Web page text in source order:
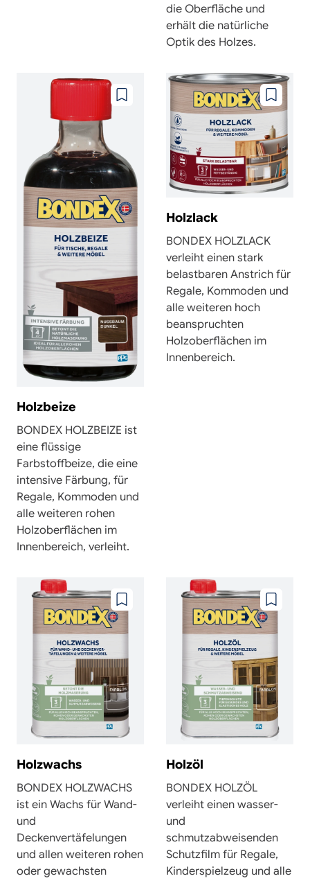
die Oberfläche und
erhält die natürliche
Optik des Holzes.
Zu
wunschzettel
Holzbeize
BONDEX HOLZBEIZE ist
eine flüssige
Farbstoffbeize, die eine
intensive Färbung, für
Regale, Kommoden und
alle weiteren rohen
Holzoberflächen im
Innenbereich, verleiht.
Zu
Holzlack
BONDEX HOLZLACK
verleiht einen stark
belastbaren Anstrich für
Regale, Kommoden und
alle weiteren hoch
beanspruchten
Holzoberflächen im
Innenbereich.
Zu
Holzwachs
BONDEX HOLZWACHS
ist ein Wachs für Wand-
und
Deckenvertäfelungen
und allen weiteren rohen
oder gewachsten
Zu
Holzöl
BONDEX HOLZÖL
verleiht einen wasser-
und
schmutzabweisenden
Schutzfilm für Regale,
Kinderspielzeug und alle